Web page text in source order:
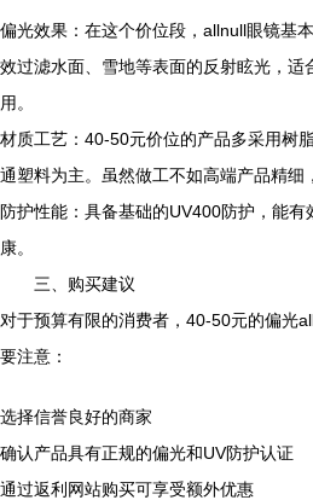
偏光效果：在这个价位段，allnull眼镜基
效过滤水面、雪地等表面的反射眩光，适
用。
材质工艺：40-50元价位的产品多采用树
通塑料为主。虽然做工不如高端产品精细
防护性能：具备基础的UV400防护，能
康。
三、购买建议
对于预算有限的消费者，40-50元的偏光
要注意：
选择信誉良好的商家
确认产品具有正规的偏光和UV防护认证
通过返利网站购买可享受额外优惠